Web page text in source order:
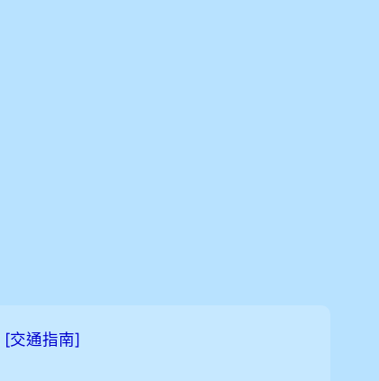
[交通指南]